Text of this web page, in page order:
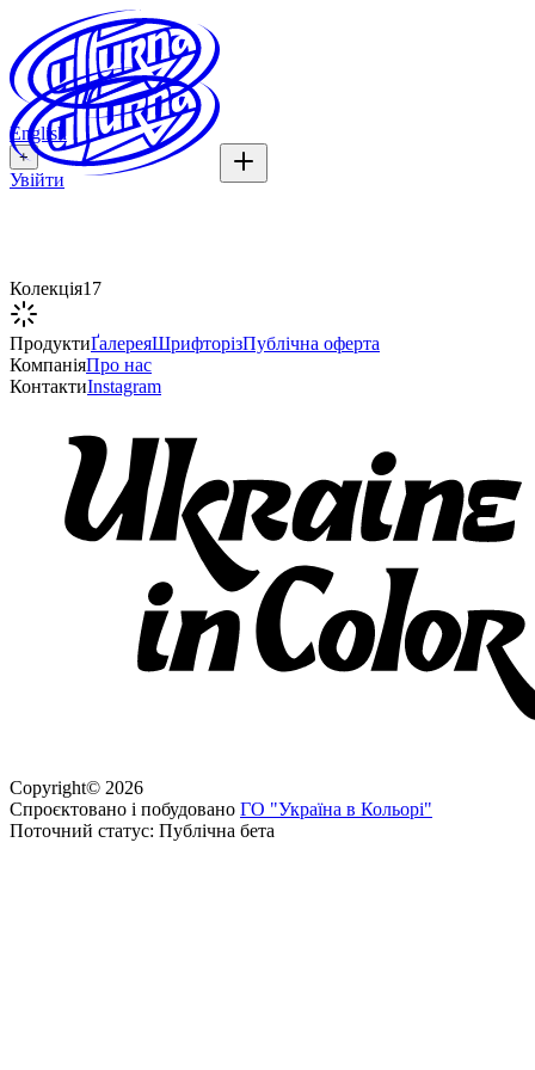
English
+
Увійти
Колекція17
ПродуктиҐалереяШрифторізПублічна оферта
КомпаніяПро нас
КонтактиInstagram
Copyright© 2026
Спроєктовано і побудовано ГО "Україна в Кольорі"
Поточний статус: Публічна бета